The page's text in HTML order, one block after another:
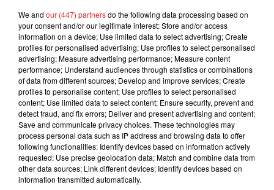
0:00 1 min 56 sec
9 janvier 2025 - 1 min 56 sec
MORNING SHOW 09H06 du 09.01.2025
We and our (447) partnersdo the following data processing based on
your consent and/or our legitimate interest: Store and/or access
information on a device; Use limited data to select advertising; Create
profiles for personalised advertising; Use profiles to select personalised
advertising; Measure advertising performance; Measure content
performance; Understand audiences through statistics or combinations
of data from different sources; Develop and improve services; Create
profiles to personalise content; Use profiles to select personalised
content; Use limited data to select content; Ensure security, prevent and
detect fraud, and fix errors; Deliver and present advertising and content;
Save and communicate privacy choices. These technologies may
process personal data such as IP address and browsing data to offer
following functionalities: Identify devices based on information actively
requested; Use precise geolocation data; Match and combine data from
other data sources; Link different devices; Identify devices based on
information transmitted automatically.